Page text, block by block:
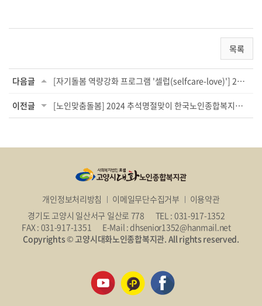
목록
다음글 [자기돌봄 역량강화 프로그램 '셀럽(selfcare-love)'] 2기 활동 시작
이전글 [노인맞춤돌봄] 2024 추석명절맞이 한국노인종합복지관협회 후원 쌀 20kg 전달
개인정보처리방침 이메일무단수집거부
이용약관
경기도 고양시 일산서구 일산로 778
TEL : 031-917-1352
FAX : 031-917-1351
E-Mail : dhsenior1352@hanmail.net
Copyrights © 고양시대화노인종합복지관. All rights reserved.